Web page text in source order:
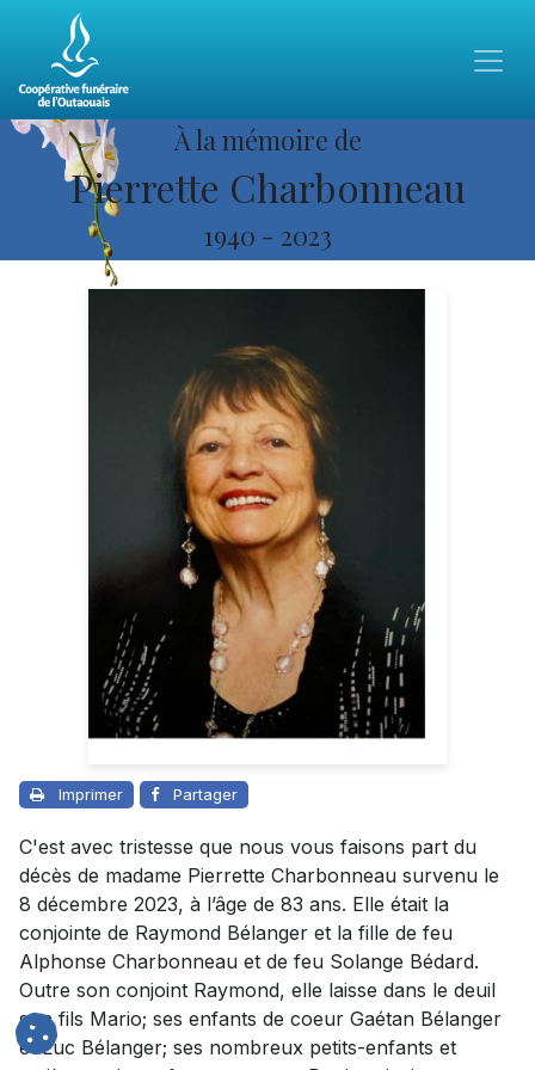
À la mémoire de
Pierrette Charbonneau
1940 - 2023
Imprimer Partager
C'est avec tristesse que nous vous faisons part du
décès de madame Pierrette Charbonneau survenu le
8 décembre 2023, à l’âge de 83 ans. Elle était la
conjointe de Raymond Bélanger et la fille de feu
Alphonse Charbonneau et de feu Solange Bédard.
Outre son conjoint Raymond, elle laisse dans le deuil
son fils Mario; ses enfants de coeur Gaétan Bélanger
et Luc Bélanger; ses nombreux petits-enfants et